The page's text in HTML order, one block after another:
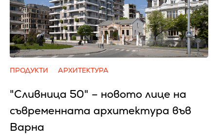
ПРОДУКТИ АРХИТЕКТУРА
"Сливница 50" – новото лице на
съвременната архитектура във
Варна